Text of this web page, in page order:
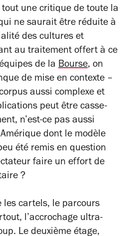
une critique de toute la
ne saurait être réduite à
des cultures et
au traitement offert à ce
de la Bourse, on
de mise en contexte –
aussi complexe et
peut être casse-
n’est-ce pas aussi
dont le modèle
été remis en question
faire un effort de
?
les cartels, le parcours
l’accrochage ultra-
Le deuxième étage,